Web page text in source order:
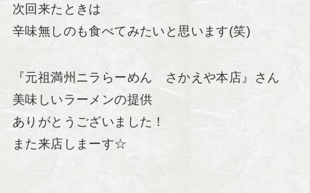
次回来たときは
辛味無しのも食べてみたいと思います(笑)
『元祖満州ニラらーめん さかえや本店』さん
美味しいラーメンの提供
ありがとうございました！
また来店しまーす☆